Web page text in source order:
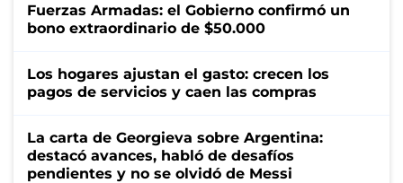
Fuerzas Armadas: el Gobierno confirmó un
bono extraordinario de $50.000
Los hogares ajustan el gasto: crecen los
pagos de servicios y caen las compras
La carta de Georgieva sobre Argentina:
destacó avances, habló de desafíos
pendientes y no se olvidó de Messi